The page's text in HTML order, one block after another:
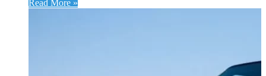
Read More »